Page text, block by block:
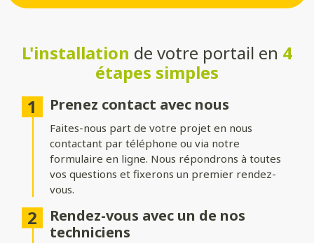
Choisissez le système d’ouverture qui convient au mieux à votre
Battant: idéal pour les larges entrées, avec une ouverture
classique à deux vantaux.
optimise le dégagement latéral.
Coulissant autoportant: sans rail au sol, il assure un
fonctionnement fluide et une esthétique épurée.
Formes du portail
Ajoutez du style à votre entrée avec différentes formes de
portails :
L'installation de votre portail en 4
étapes simples
Prenez contact avec nous
Faites-nous part de votre projet en nous
contactant par téléphone ou via notre
formulaire en ligne. Nous répondrons à toutes
vos questions et fixerons un premier rendez-
vous.
Rendez-vous avec un de nos
techniciens